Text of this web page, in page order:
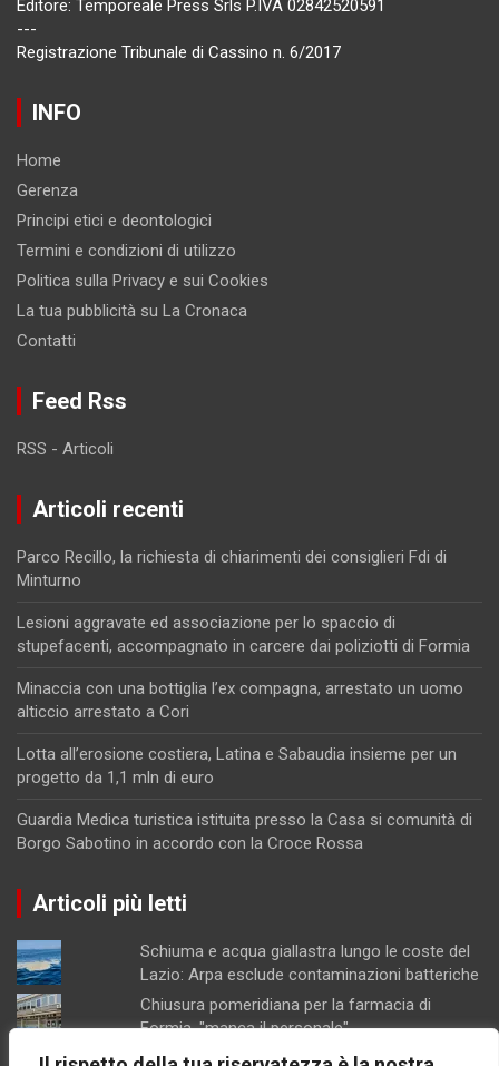
Editore: Temporeale Press Srls P.IVA 02842520591
---
Registrazione Tribunale di Cassino n. 6/2017
INFO
Home
Gerenza
Principi etici e deontologici
Termini e condizioni di utilizzo
Politica sulla Privacy e sui Cookies
La tua pubblicità su La Cronaca
Contatti
Feed Rss
RSS - Articoli
Articoli recenti
Parco Recillo, la richiesta di chiarimenti dei consiglieri Fdi di
Minturno
Lesioni aggravate ed associazione per lo spaccio di
stupefacenti, accompagnato in carcere dai poliziotti di Formia
Minaccia con una bottiglia l’ex compagna, arrestato un uomo
alticcio arrestato a Cori
Lotta all’erosione costiera, Latina e Sabaudia insieme per un
progetto da 1,1 mln di euro
Guardia Medica turistica istituita presso la Casa si comunità di
Borgo Sabotino in accordo con la Croce Rossa
Articoli più letti
Schiuma e acqua giallastra lungo le coste del
Lazio: Arpa esclude contaminazioni batteriche
Chiusura pomeridiana per la farmacia di
Formia, "manca il personale"
Minturno / “Gonfiata” l’altezza dell’edificio per